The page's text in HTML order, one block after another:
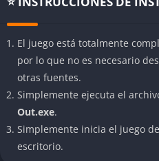
Con un estilo visual que
una historia emocionante llena
momentos de tensión.
Pantalla dividida
La presentación visual del juego
dividida que se ajusta
permitiendo a ambos jugadores
simultáneamente.
El juego está totalmente
por lo que no es necesario
otras fuentes.
Simplemente ejecuta el
Out.exe.
Simplemente inicia el juego
escritorio.